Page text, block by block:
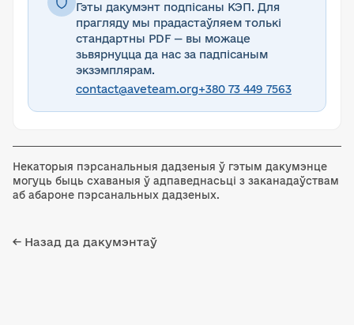
Гэты дакумэнт подпісаны КЭП. Для
прагляду мы прадастаўляем толькі
стандартны PDF — вы можаце
зьвярнуцца да нас за падпісаным
экзэмплярам.
contact@aveteam.org+380 73 449 7563
Некаторыя пэрсанальныя дадзеныя ў гэтым дакумэнце
могуць быць схаваныя ў адпаведнасьці з заканадаўствам
аб абароне пэрсанальных дадзеных.
← Назад да дакумэнтаў